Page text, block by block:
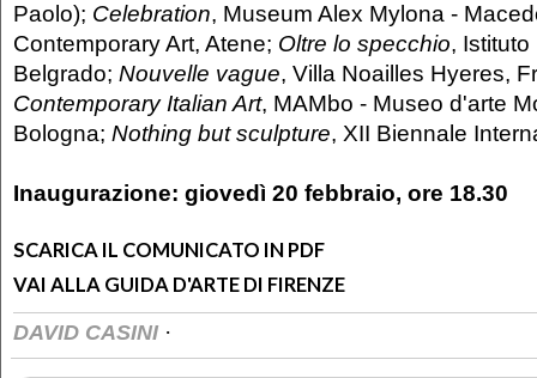
Paolo); Celebration, Museum Alex Mylona -
Contemporary Art, Atene; Oltre lo specchio,
Belgrado; Nouvelle vague, Villa Noailles Hyeres,
Contemporary Italian Art, MAMbo - Museo d'arte
Bologna; Nothing but sculpture, XII Biennale
Inaugurazione: giovedì 20 febbraio, ore 18.30
SCARICA IL COMUNICATO IN PDF
VAI ALLA GUIDA D'ARTE DI FIRENZE
DAVID CASINI ·